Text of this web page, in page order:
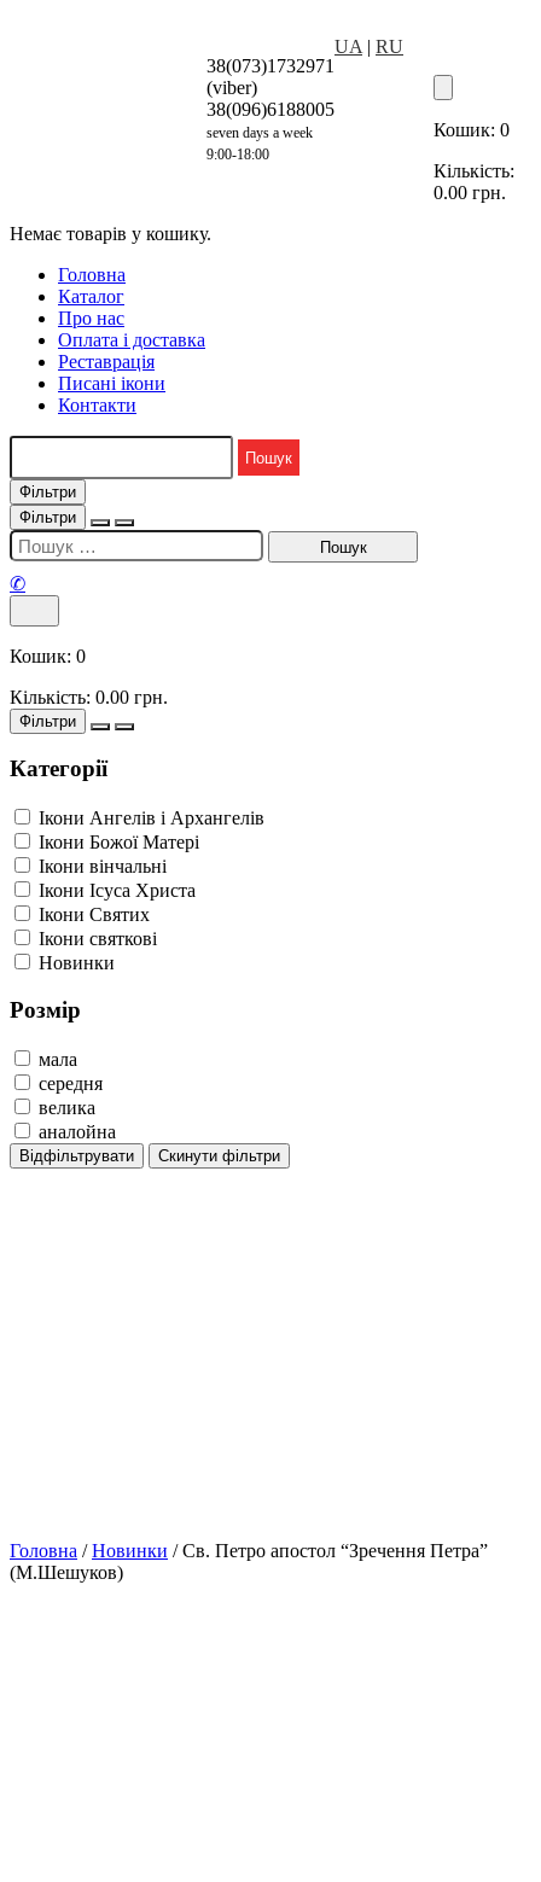
38(073)1732971
(viber)
38(096)6188005
seven days a week
9:00-18:00
UA | RU
Кошик: 0
Кількість:
0.00 грн.
Немає товарів у кошику.
Головна
Каталог
Про нас
Оплата і доставка
Реставрація
Писані ікони
Контакти
Фільтри
Фільтри
✆
Кошик: 0
Кількість: 0.00 грн.
Фільтри
Категорії
Ікони Ангелів і Архангелів
Ікони Божої Матері
Ікони вінчальні
Ікони Ісуса Христа
Ікони Святих
Ікони святкові
Новинки
Розмір
мала
середня
велика
аналойна
Відфільтрувати Скинути фільтри
Головна /Новинки / Св. Петро апостол “Зречення Петра”
(М.Шешуков)